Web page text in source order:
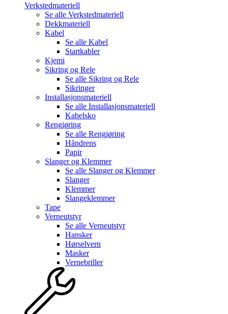
Verkstedmateriell
Se alle Verkstedmateriell
Dekkmateriell
Kabel
Se alle Kabel
Startkabler
Kjemi
Sikring og Rele
Se alle Sikring og Rele
Sikringer
Installasjonsmateriell
Se alle Installasjonsmateriell
Kabelsko
Rengjøring
Se alle Rengjøring
Håndrens
Papir
Slanger og Klemmer
Se alle Slanger og Klemmer
Slanger
Klemmer
Slangeklemmer
Tape
Verneutstyr
Se alle Verneutstyr
Hansker
Hørselvern
Masker
Vernebriller